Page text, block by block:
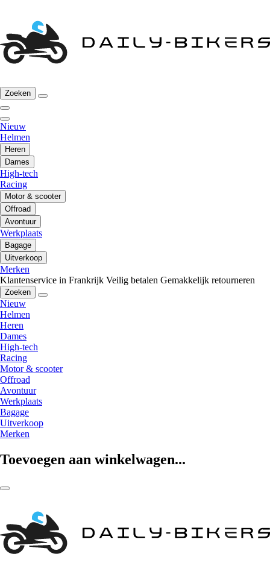
Zoeken
Nieuw
Helmen
Heren
Dames
High-tech
Racing
Motor & scooter
Offroad
Avontuur
Werkplaats
Bagage
Uitverkoop
Merken
Klantenservice in Frankrijk Veilig betalen Gemakkelijk retourneren
Zoeken
Nieuw
Helmen
Heren
Dames
High-tech
Racing
Motor & scooter
Offroad
Avontuur
Werkplaats
Bagage
Uitverkoop
Merken
Toevoegen aan winkelwagen...